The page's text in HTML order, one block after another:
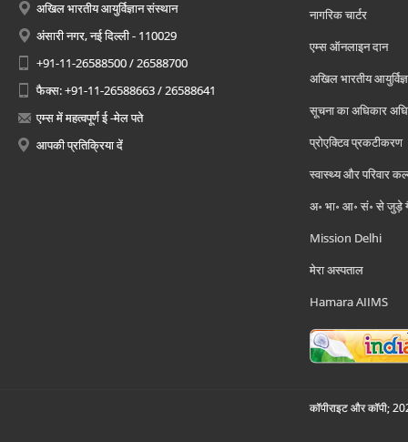
अखिल भारतीय आयुर्विज्ञान संस्थान
अंसारी नगर, नई दिल्ली - 110029
+91-11-26588500 / 26588700
फैक्स: +91-11-26588663 / 26588641
एम्स में महत्वपूर्ण ई -मेल पते
आपकी प्रतिक्रिया दें
नागरिक चार्टर
एम्स ऑनलाइन दान
अखिल भारतीय
सूचना का अधिकार
प्रोएक्टिव प्रकटीकरण
स्वास्थ्य और परिवार
अ॰ भा॰ आ॰ सं॰ से जुड़े
Mission Delhi
मेरा अस्पताल
Hamara AIIMS
कॉपीराइट और कॉपी;